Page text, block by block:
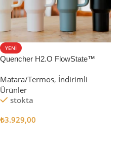
YENI
Quencher H2.O FlowState™
Matara/Termos, İndirimli
Ürünler
stokta
₺3.929,00